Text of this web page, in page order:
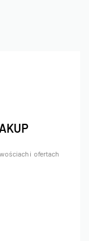
i ofertach